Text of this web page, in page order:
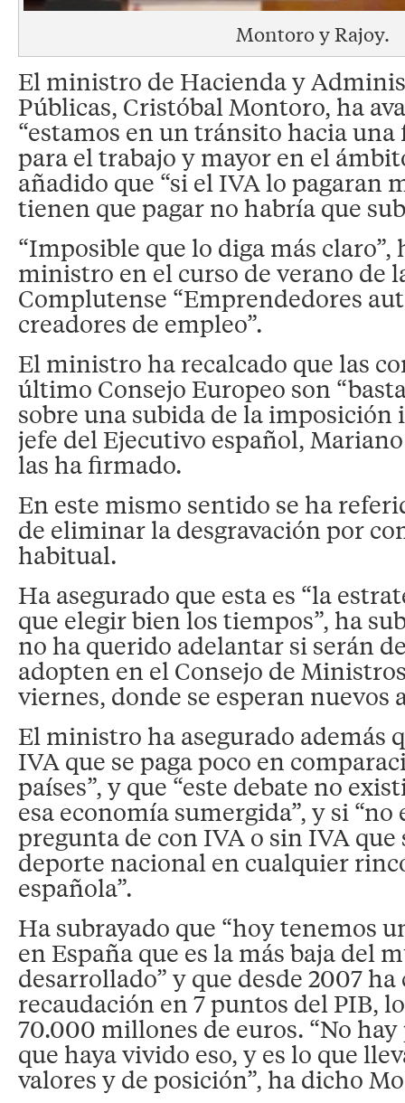
Montoro y Rajoy.
El ministro de Hacienda y
Públicas, Cristóbal Montoro, ha
“estamos en un tránsito hacia
para el trabajo y mayor en el
añadido que “si el IVA lo pagaran
tienen que pagar no habría que
“Imposible que lo diga más claro”,
ministro en el curso de verano de
Complutense “Emprendedores
creadores de empleo”.
El ministro ha recalcado que las
último Consejo Europeo son
sobre una subida de la imposición
jefe del Ejecutivo español,
las ha firmado.
En este mismo sentido se ha
de eliminar la desgravación por
habitual.
Ha asegurado que esta es “la
que elegir bien los tiempos”, ha
no ha querido adelantar si serán
adopten en el Consejo de
viernes, donde se esperan nuevos
El ministro ha asegurado además
IVA que se paga poco en
países”, y que “este debate no
esa economía sumergida”, y si “no
pregunta de con IVA o sin IVA que
deporte nacional en cualquier
española”.
Ha subrayado que “hoy tenemos
en España que es la más baja del
desarrollado” y que desde 2007 ha
recaudación en 7 puntos del PIB,
70.000 millones de euros. “No
que haya vivido eso, y es lo que
valores y de posición”, ha dicho